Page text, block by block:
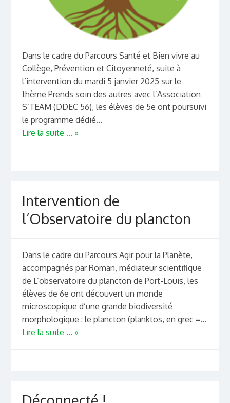
Dans le cadre du Parcours Santé et Bien vivre au
Collège, Prévention et Citoyenneté, suite à
l’intervention du mardi 5 janvier 2025 sur le
thème Prends soin des autres avec l’Association
S’TEAM (DDEC 56), les élèves de 5e ont poursuivi
le programme dédié...
Lire la suite ... »
Intervention de
l’Observatoire du plancton
Dans le cadre du Parcours Agir pour la Planète,
accompagnés par Roman, médiateur scientifique
de L’observatoire du plancton de Port-Louis, les
élèves de 6e ont découvert un monde
microscopique d’une grande biodiversité
morphologique : le plancton (planktos, en grec =...
Lire la suite ... »